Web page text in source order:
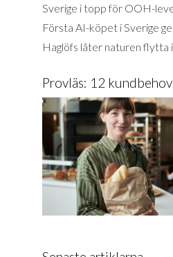
Sverige i topp för OOH-
Första AI-köpet i Sverige
Haglöfs låter naturen flytta
Provläs: 12